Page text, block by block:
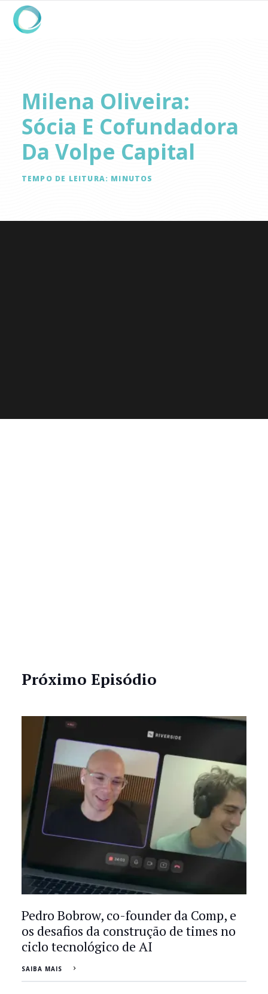
Milena Oliveira:
Sócia E Cofundadora
Da Volpe Capital
TEMPO DE LEITURA: MINUTOS
Próximo Episódio
Pedro Bobrow, co-founder da Comp, e
os desafios da construção de times no
ciclo tecnológico de AI
SAIBA MAIS